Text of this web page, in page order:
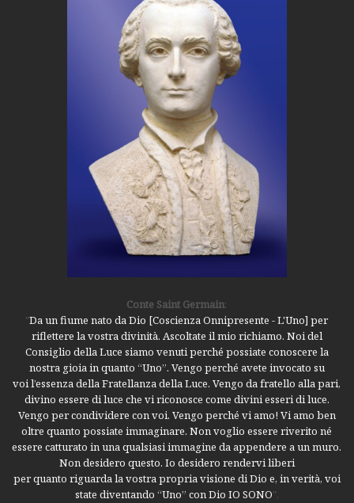
Conte Saint Germain:
"Da un fiume nato da Dio [Coscienza Onnipresente - L'Uno] per
riflettere la vostra divinità. Ascoltate il mio richiamo. Noi del
Consiglio della Luce siamo venuti perché possiate conoscere la
nostra gioia in quanto “Uno”. Vengo perché avete invocato su
voi l’essenza della Fratellanza della Luce. Vengo da fratello alla pari,
divino essere di luce che vi riconosce come divini esseri di luce.
Vengo per condividere con voi. Vengo perché vi amo! Vi amo ben
oltre quanto possiate immaginare. Non voglio essere riverito né
essere catturato in una qualsiasi immagine da appendere a un muro.
Non desidero questo. Io desidero rendervi liberi
per quanto riguarda la vostra propria visione di Dio e, in verità, voi
state diventando “Uno” con Dio IO SONO".